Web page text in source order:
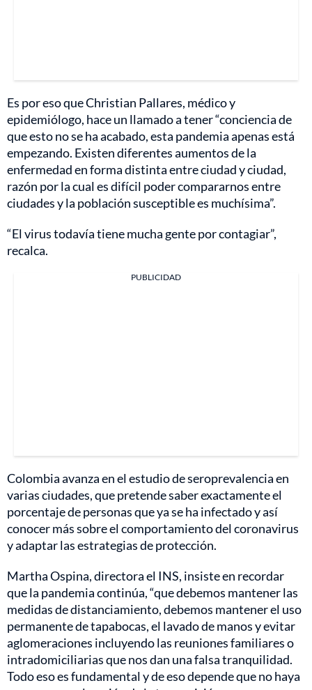
Es por eso que Christian Pallares, médico y
epidemiólogo, hace un llamado a tener “conciencia de
que esto no se ha acabado, esta pandemia apenas está
empezando. Existen diferentes aumentos de la
enfermedad en forma distinta entre ciudad y ciudad,
razón por la cual es difícil poder compararnos entre
ciudades y la población susceptible es muchísima”.
“El virus todavía tiene mucha gente por contagiar”,
recalca.
PUBLICIDAD
Colombia avanza en el estudio de seroprevalencia en
varias ciudades, que pretende saber exactamente el
porcentaje de personas que ya se ha infectado y así
conocer más sobre el comportamiento del coronavirus
y adaptar las estrategias de protección.
Martha Ospina, directora el INS, insiste en recordar
que la pandemia continúa, “que debemos mantener las
medidas de distanciamiento, debemos mantener el uso
permanente de tapabocas, el lavado de manos y evitar
aglomeraciones incluyendo las reuniones familiares o
intradomiciliarias que nos dan una falsa tranquilidad.
Todo eso es fundamental y de eso depende que no haya